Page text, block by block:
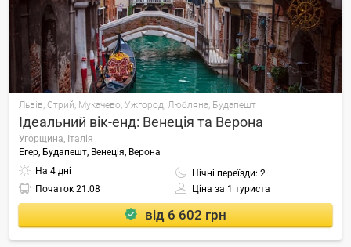
Львів, Стрий, Мукачево, Ужгород, Любляна, Будапешт
Ідеальний вік-енд: Венеція та Верона
Угорщина, Італія
Егер, Будапешт, Венеція, Верона
На 4 дні
Нічні переїзди: 2
Початок 21.08 Ціна за 1 туриста
від 6 602 грн